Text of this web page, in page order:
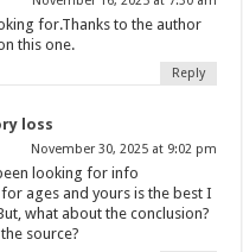
for.Thanks to the author
this one.
Reply
loss
November 30, 2025 at 9:02 pm
looking for info
ages and yours is the best I
what about the conclusion?
source?